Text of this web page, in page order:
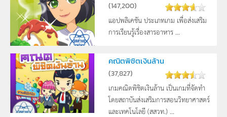
(147,200)
แอปพลิเคชัน ประเภทเกม เพื่อส่งเสริม
การเรียนรู้เรื่องสารอาหาร ...
คณิตพิชิตเงินล้าน
(37,827)
เกมคณิตพิชิตเงินล้าน เป็นเกมที่จัดทำ
โดยสถาบันส่งเสริมการสอนวิทยาศาสตร์
และเทคโนโลยี (สสวท.) ...